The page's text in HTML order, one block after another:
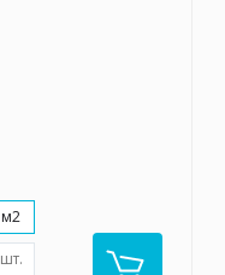
м2
шт.